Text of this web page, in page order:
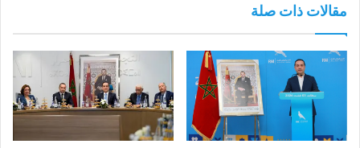
مقالات ذات صلة